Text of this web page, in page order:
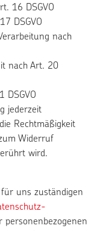
16 DSGVO
DSGVO
nach
nach Art. 20
DSGVO
jederzeit
Rechtmäßigkeit
Widerruf
wird.
uns zuständigen
personenbezogenen